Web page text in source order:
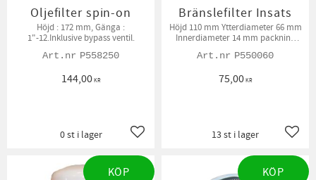
Oljefilter spin-on
Höjd : 172 mm, Gänga :
1"-12.Inklusive bypass ventil.
P558250
144,00KR
Lägg till i favoriter
0 st i lager
Bränslefilter Insats
Höjd 110 mm Ytterdiameter 66 mm
Innerdiameter 14 mm packning
P550060
75,00KR
13 st i lager
KÖP KÖP